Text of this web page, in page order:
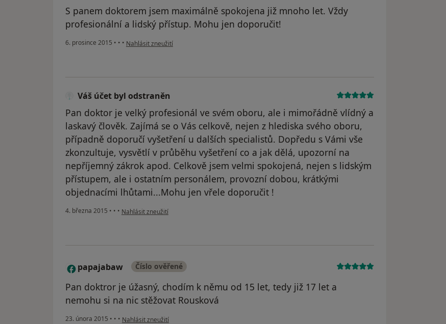
S panem doktorem jsem maximálně spokojena již mnoho let. Vždy
profesionální a lidský přístup. Mohu jen doporučit!
6. prosince 2015 • • • podle názoru uživatele Váš účet byl odstraněn
Nahlásit zneužití
Váš účet byl odstraněn
Pan doktor je velký profesionál ve svém oboru, ale i mimořádně vlídný a
laskavý člověk. Zajímá se o Vás celkově, nejen z hlediska svého oboru,
případně doporučí vyšetření u dalších specialistů. Dopředu s Vámi vše
zkonzultuje, vysvětlí v průběhu vyšetření co a jak dělá, upozorní na
nepříjemný zákrok apod. Celkově jsem velmi spokojená, nejen s lidským
přístupem, ale i ostatním personálem, provozní dobou, krátkými
objednacími lhůtami...Mohu jen vřele doporučit !
4. března 2015 • • • podle názoru uživatele Váš účet byl odstraněn
Nahlásit zneužití
P papajabaw Číslo ověřené
Pan doktror je úžasný, chodím k němu od 15 let, tedy již 17 let a
nemohu si na nic stěžovat Rousková
23. února 2015 • • • podle názoru uživatele papajabaw
Nahlásit zneužití